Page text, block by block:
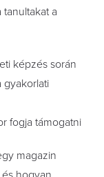
a
képzés során
gyakorlati
fogja támogatni
magazin